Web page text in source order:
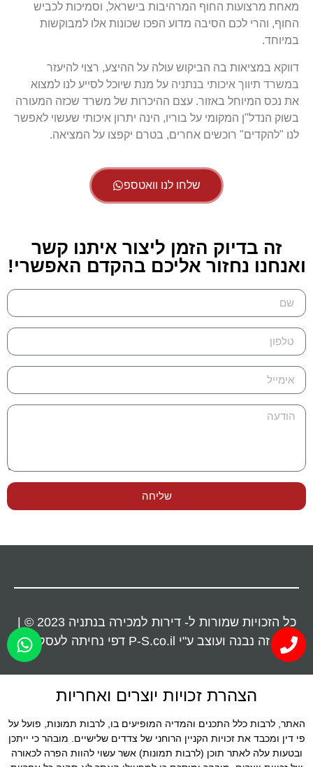
מאחת מרצועות החוף המרהיבות בישראל, וסמיכות לכביש
החוף, והרי לכם הסיבה מדוע הפכו שכונות אלו למבוקשות
במיוחד.
דווקא במציאות בה הביקוש עולה על ההיצע, רצוי להיעזר
במשרד תיווך איכותי בנתניה על מנת שיוכל לסייע לנו למצוא
את נכס המיוחל באזור. עצם ההיכרות של משרד שכזה המעורה
בשוק הנדל"ן המקומי על בוריו, הינה יתרון איכותי שעשוי לאפשר
לנו "להקדים" רוכשים אחרים, בטרם יקפצו על המציאה.
שלחו לנו וואטספ
זה בדיוק הזמן ליצור איתנו קשר
ואנחנו נחזור אליכם בהקדם האפשרי!
שליחה
כל הזכויות שמורות ל- דירות למכירה בנתניה 2023 © |
דף זה נבנה ועוצב ע"י P-S.co.il דפי נחיתה לעסקים
הצהרת זכויות יוצרים ואחריות
האתר, לרבות כלל התכנים והמדיה המופיעים בו, לרבות תמונות, פועל על
פי דין ומכבד את זכויות הקניין הרוחני של צדדים שלישיים. מובהר כי ייתכן
ובטעות עלה לאתר תוכן (לרבות תמונות) אשר עשוי להוות הפרה לכאורה